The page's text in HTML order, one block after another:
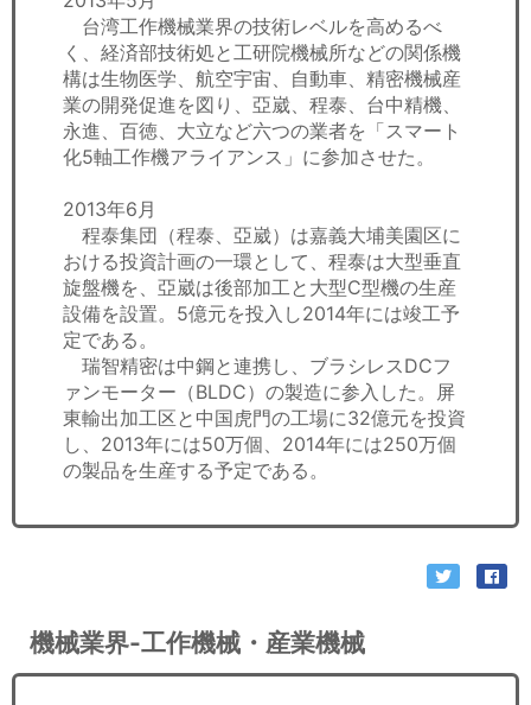
台湾工作機械業界の技術レベルを高めるべ
く、経済部技術処と工研院機械所などの関係機
構は生物医学、航空宇宙、自動車、精密機械産
業の開発促進を図り、亞崴、程泰、台中精機、
永進、百徳、大立など六つの業者を「スマート
化5軸工作機アライアンス」に参加させた。
2013年6月
程泰集団（程泰、亞崴）は嘉義大埔美園区に
おける投資計画の一環として、程泰は大型垂直
旋盤機を、亞崴は後部加工と大型C型機の生産
設備を設置。5億元を投入し2014年には竣工予
定である。
瑞智精密は中鋼と連携し、ブラシレスDCフ
ァンモーター（BLDC）の製造に参入した。屏
東輸出加工区と中国虎門の工場に32億元を投資
し、2013年には50万個、2014年には250万個
の製品を生産する予定である。
機械業界-工作機械・産業機械